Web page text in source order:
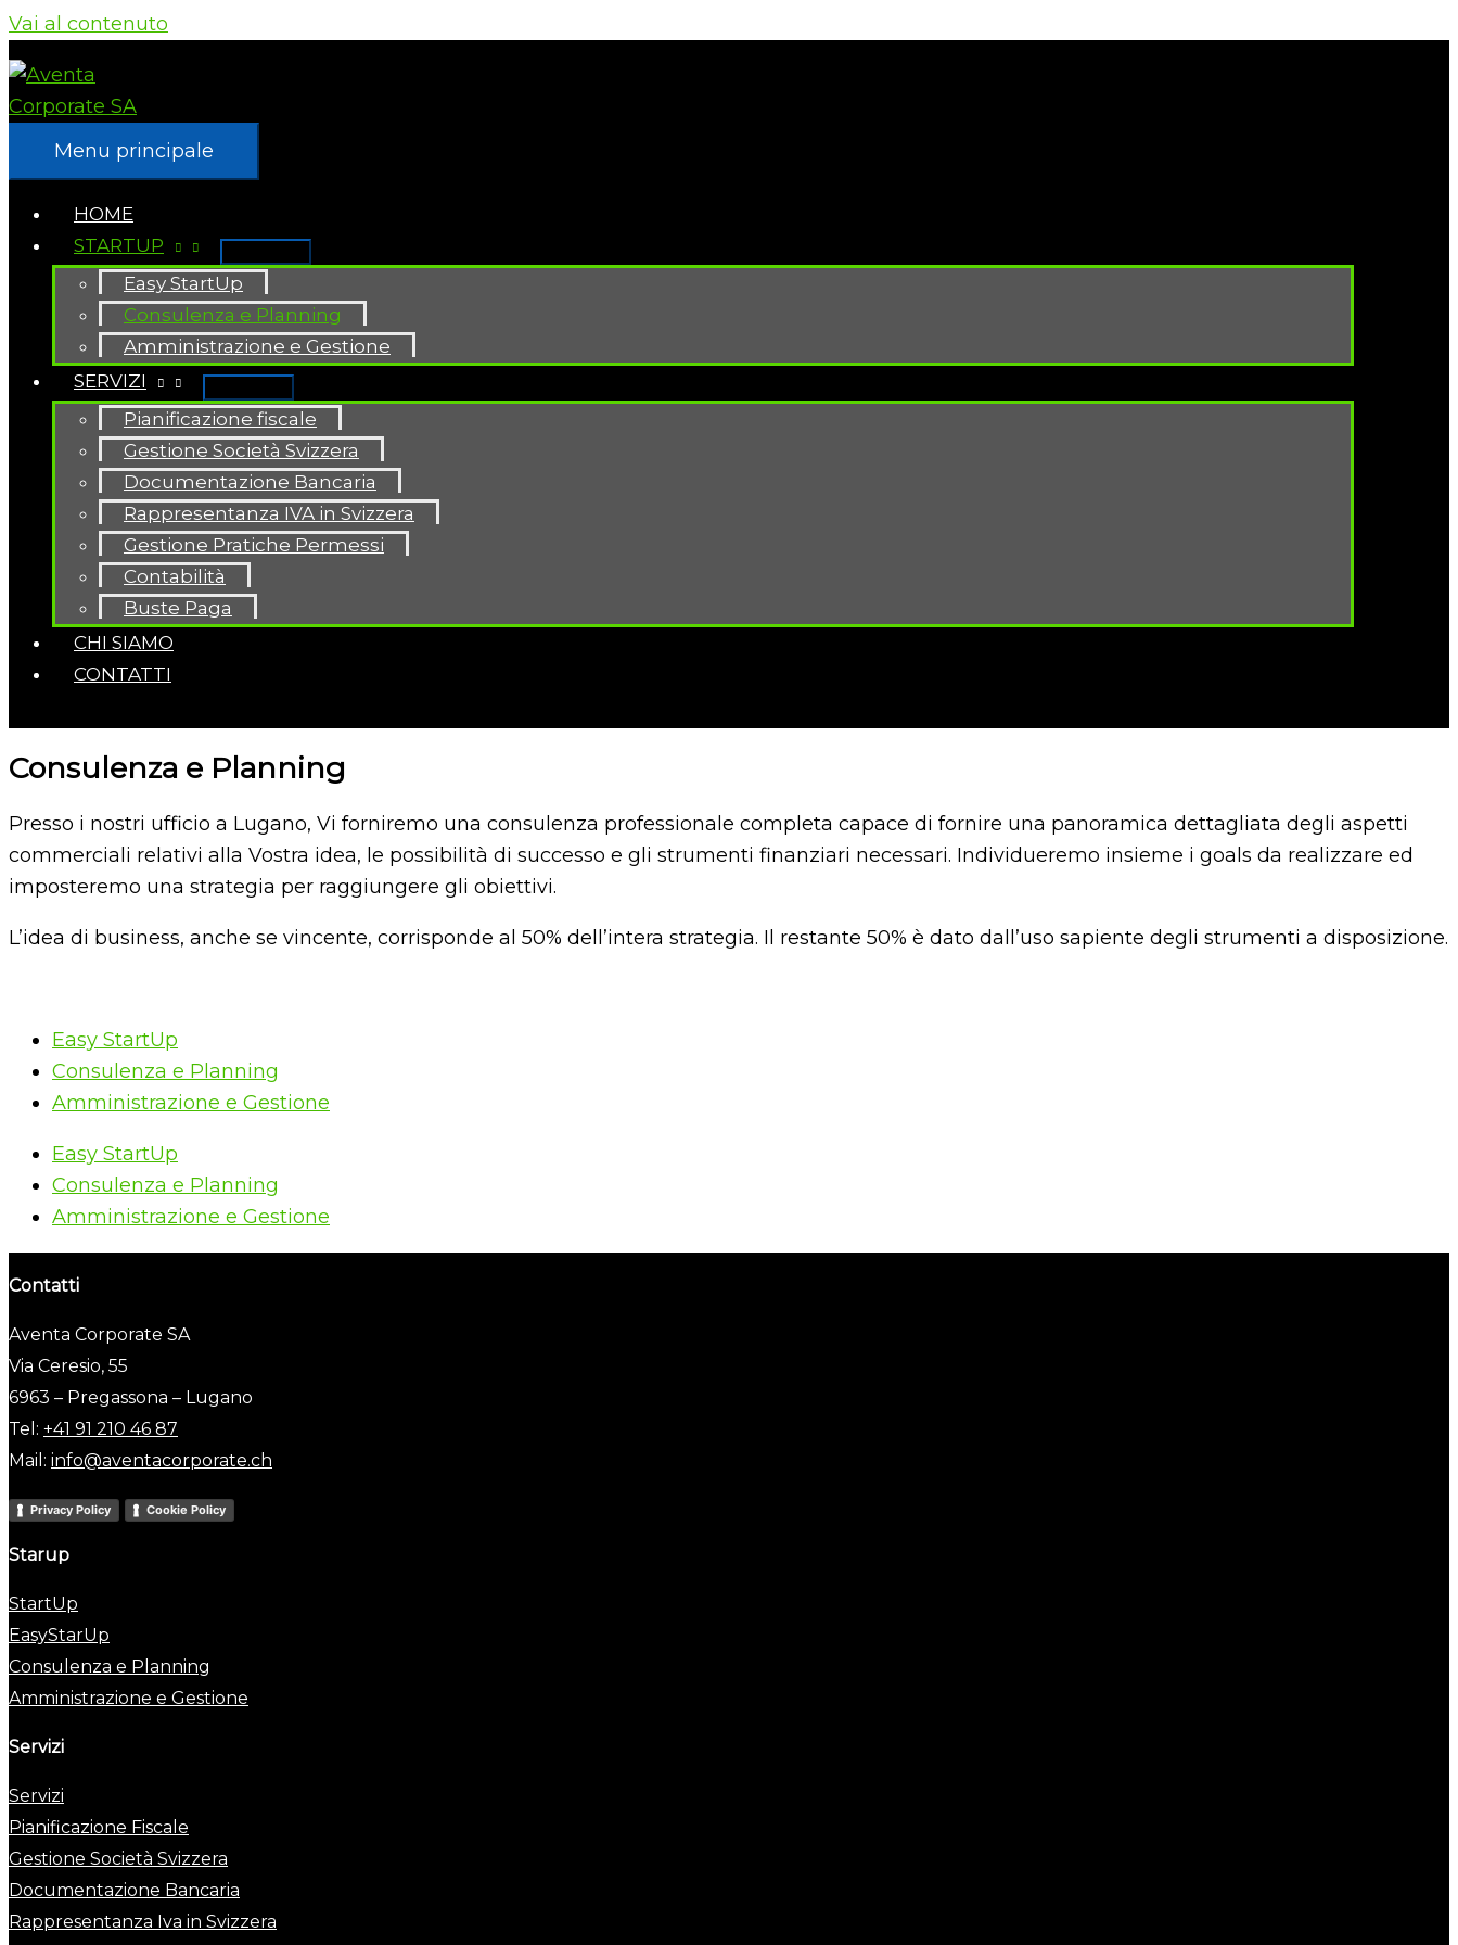
Vai al contenuto
Menu principale
HOME
STARTUP
Easy StartUp
Consulenza e Planning
Amministrazione e Gestione
SERVIZI
Pianificazione fiscale
Gestione Società Svizzera
Documentazione Bancaria
Rappresentanza IVA in Svizzera
Gestione Pratiche Permessi
Contabilità
Buste Paga
CHI SIAMO
CONTATTI
Consulenza e Planning
Presso i nostri ufficio a Lugano, Vi forniremo una consulenza professionale completa capace di fornire una panoramica dettagliata degli aspetti
commerciali relativi alla Vostra idea, le possibilità di successo e gli strumenti finanziari necessari. Individueremo insieme i goals da realizzare ed
imposteremo una strategia per raggiungere gli obiettivi.
L’idea di business, anche se vincente, corrisponde al 50% dell’intera strategia. Il restante 50% è dato dall’uso sapiente degli strumenti a disposizione.
Easy StartUp
Consulenza e Planning
Amministrazione e Gestione
Easy StartUp
Consulenza e Planning
Amministrazione e Gestione
Contatti
Aventa Corporate SA
Via Ceresio, 55
6963 – Pregassona – Lugano
Tel: +41 91 210 46 87
Mail: info@aventacorporate.ch
Privacy Policy Cookie Policy
Starup
StartUp
EasyStarUp
Consulenza e Planning
Amministrazione e Gestione
Servizi
Servizi
Pianificazione Fiscale
Gestione Società Svizzera
Documentazione Bancaria
Rappresentanza Iva in Svizzera